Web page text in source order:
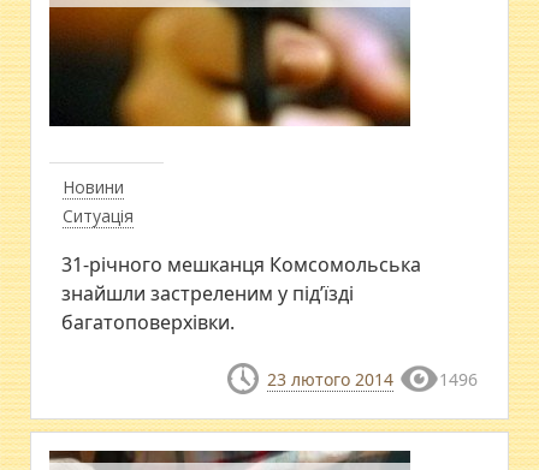
Новини
Ситуація
31-річного мешканця Комсомольська
знайшли застреленим у під’їзді
багатоповерхівки.
23 лютого 2014 1496